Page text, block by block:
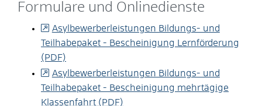
Formulare und Onlinedienste
Asylbewerberleistungen Bildungs- und
Teilhabepaket - Bescheinigung Lernförderung
(PDF)
Asylbewerberleistungen Bildungs- und
Teilhabepaket - Bescheinigung mehrtägige
Klassenfahrt (PDF)